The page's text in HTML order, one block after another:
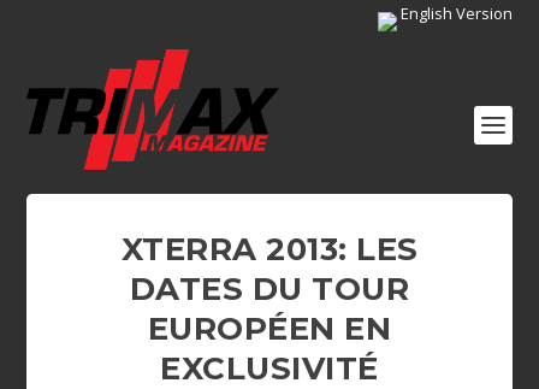
English Version
XTERRA 2013: LES
DATES DU TOUR
EUROPÉEN EN
EXCLUSIVITÉ